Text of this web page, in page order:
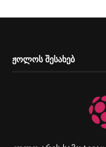
ᲟᲝᲚᲝᲡ ᲨᲔᲡᲐᲮᲔᲑ